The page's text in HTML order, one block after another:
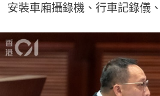
安裝車廂攝錄機、行車記錄儀